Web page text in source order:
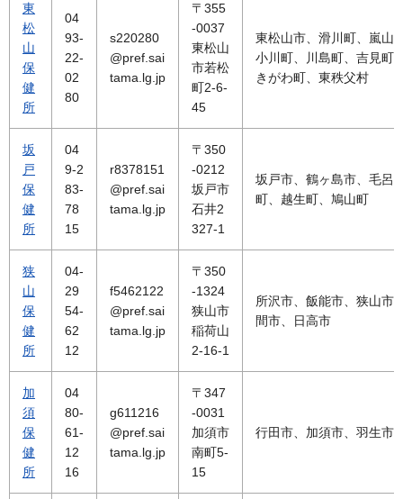
東
松
山
保
健
所
04
93-
22-
02
80
s220280
@pref.sai
tama.lg.jp
〒355
-0037
東松山
市若松
町2-6-
45
東松山市、滑川町、嵐山
小川町、川島町、吉見町
きがわ町、東秩父村
坂
戸
保
健
所
04
9-2
83-
78
15
r8378151
@pref.sai
tama.lg.jp
〒350
-0212
坂戸市
石井2
327-1
坂戸市、鶴ヶ島市、毛呂
町、越生町、鳩山町
狭
山
保
健
所
04-
29
54-
62
12
f5462122
@pref.sai
tama.lg.jp
〒350
-1324
狭山市
稲荷山
2-16-1
所沢市、飯能市、狭山市
間市、日高市
加
須
保
健
所
04
80-
61-
12
16
g611216
@pref.sai
tama.lg.jp
〒347
-0031
加須市
南町5-
15
行田市、加須市、羽生市